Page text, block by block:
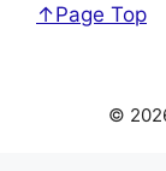
↑Page Top
©